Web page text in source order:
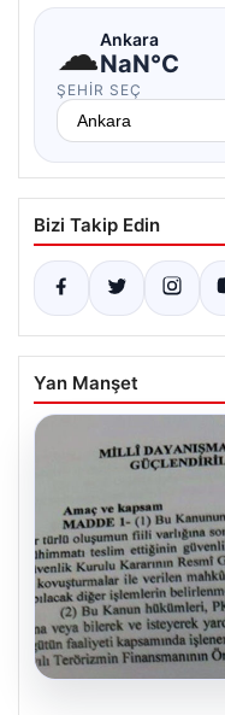
☁Ankara
NaN°C
ŞEHIR SEÇ
Bizi Takip Edin
Yan Manşet